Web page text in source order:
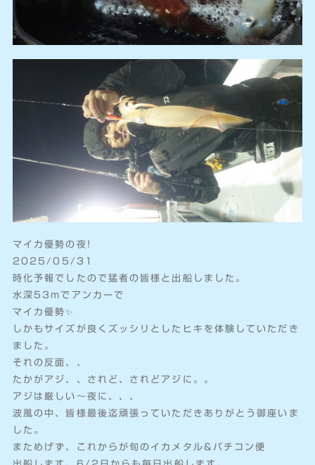
マイカ優勢の夜!
2025/05/31
時化予報でしたので猛者の皆様と出船しました。
水深53mでアンカーで
マイカ優勢✨
しかもサイズが良くズッシリとしたヒキを体験していただき
ました。
それの反面、、
たかがアジ、、されど、されどアジに。。
アジは厳しい～夜に、、、
波風の中、皆様最後迄頑張っていただきありがとう御座いま
した。
まためげず、これからが旬のイカメタル&バチコン便